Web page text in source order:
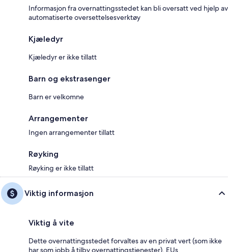
Informasjon fra overnattingsstedet kan bli oversatt ved hjelp av
automatiserte oversettelsesverktøy
Kjæledyr
Kjæledyr er ikke tillatt
Barn og ekstrasenger
Barn er velkomne
Arrangementer
Ingen arrangementer tillatt
Røyking
Røyking er ikke tillatt
Viktig informasjon
Viktig å vite
Dette overnattingsstedet forvaltes av en privat vert (som ikke
har som jobb å tilby overnattingstjenester). EUs